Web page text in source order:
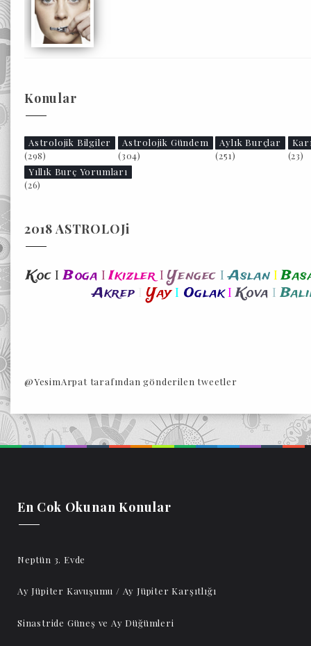
Konular
Astrolojik Bilgiler
(298)
Astrolojik Gündem
(304)
Aylık Burçlar
(251)
(23)
Yıllık Burç Yorumları
(26)
2018 ASTROLOJi
Koc I Boga I Ikizler I Yengec I Aslan I
Akrep
Yay I Oglak I Kova I
@YesimArpat tarafından gönderilen tweetler
En Cok Okunan Konular
Neptün 3. Evde
Ay Jüpiter Kavuşumu / Ay Jüpiter Karşıtlığı
Sinastride Güneş ve Ay Düğümleri